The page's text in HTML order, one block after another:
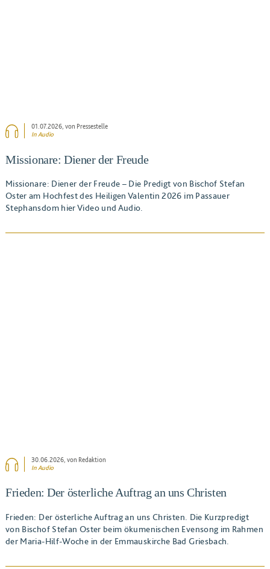
01.07.2026, von Pressestelle
In Audio
Missionare: Diener der Freude
Missionare: Diener der Freude – Die Predigt von Bischof Stefan
Oster am Hochfest des Heiligen Valentin 2026 im Passauer
Stephansdom hier Video und Audio.
30.06.2026, von Redaktion
In Audio
Frieden: Der österliche Auftrag an uns Christen
Frieden: Der österliche Auftrag an uns Christen. Die Kurzpredigt
von Bischof Stefan Oster beim ökumenischen Evensong im Rahmen
der Maria-Hilf-Woche in der Emmauskirche Bad Griesbach.